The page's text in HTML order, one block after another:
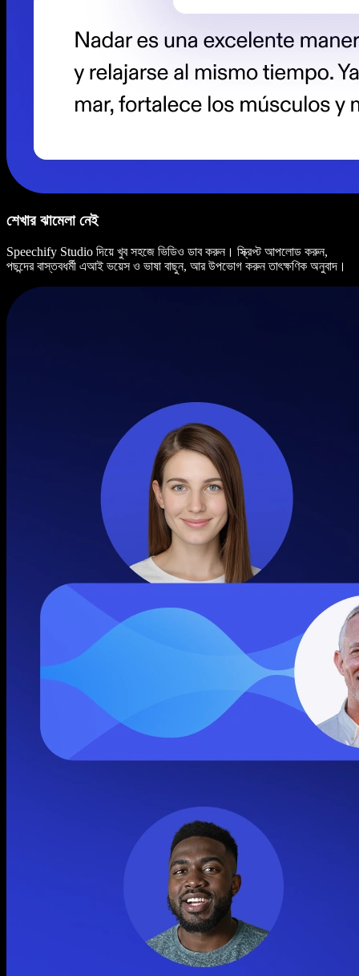
শেখার ঝামেলা নেই
Speechify Studio দিয়ে খুব সহজে ভিডিও ডাব করুন। স্ক্রিপ্ট আপলোড করুন,
পছন্দের বাস্তবধর্মী এআই ভয়েস ও ভাষা বাছুন, আর উপভোগ করুন তাৎক্ষণিক অনুবাদ।